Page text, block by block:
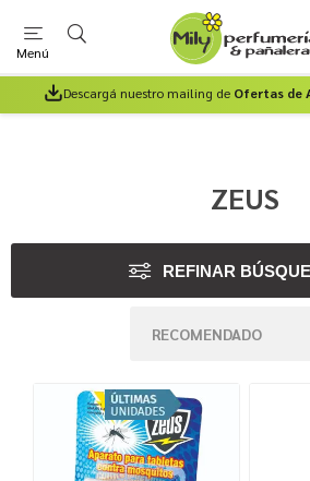
Menú
Descargá nuestro mailing de Ofertas de
ZEUS
REFINAR